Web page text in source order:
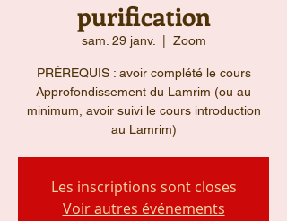
purification
sam. 29 janv. Zoom
PRÉREQUIS : avoir complété le cours
Approfondissement du Lamrim (ou au
minimum, avoir suivi le cours introduction
au Lamrim)
Les inscriptions sont closes
Voir autres événements